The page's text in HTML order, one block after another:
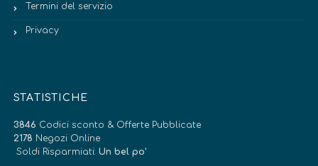
Termini del servizio
Privacy
STATISTICHE
3846 Codici sconto & Offerte Pubblicate
2178 Negozi Online
Soldi Risparmiati: Un bel po’